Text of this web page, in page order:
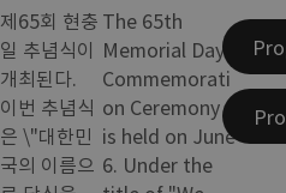
제65회 현충
일 추념식이
개최된다.
이번 추념식
은 \"대한민
국의 이름으
The 65th
Memorial Day
Commemorati
on Ceremony
is held on June
6. Under the